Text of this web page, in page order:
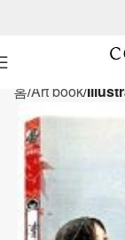
홈 Art book